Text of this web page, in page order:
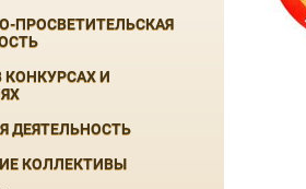
ПРОСВЕТИТЕЛЬСКАЯ
КОНКУРСАХ И
ДЕЯТЕЛЬНОСТЬ
КОЛЛЕКТИВЫ